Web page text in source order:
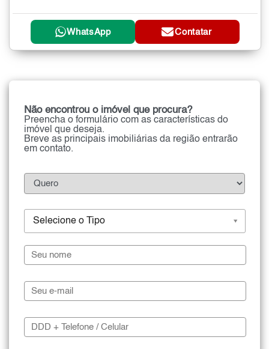
WhatsApp Contatar
Não encontrou o imóvel que procura?
Preencha o formulário com as características do
imóvel que deseja.
Breve as principais imobiliárias da região entrarão
em contato.
Selecione o Tipo